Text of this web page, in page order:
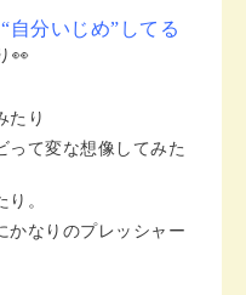
自分いじめ”してる
👀
たり
って変な想像してみた
。
かなりのプレッシャー